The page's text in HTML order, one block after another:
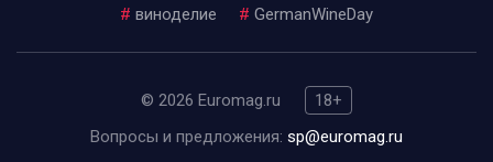
# виноделие # GermanWineDay
© 2026 Euromag.ru
18+
Вопросы и предложения: sp@euromag.ru